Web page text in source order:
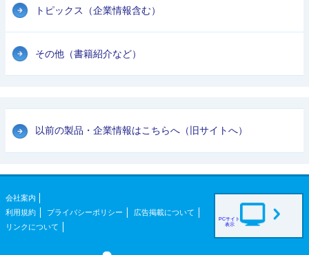
トピックス（企業情報含む）
その他（書籍紹介など）
以前の製品・企業情報はこちらへ（旧サイトへ）
会社案内
利用規約
プライバシーポリシー
広告掲載について
リンクについて
PCサイト
表示